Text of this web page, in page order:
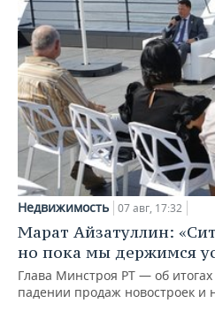
Недвижимость 07 авг, 17:32
Марат Айзатуллин:
но пока мы держимся
Глава Минстроя РТ — об итогах
падении продаж новостроек и